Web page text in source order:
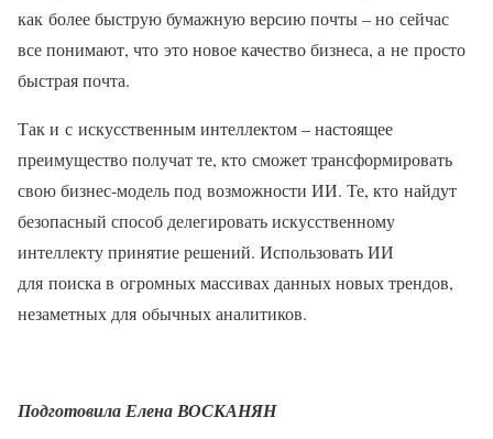
как более быструю бумажную версию почты – но сейчас
все понимают, что это новое качество бизнеса, а не просто
быстрая почта.
Так и с искусственным интеллектом – настоящее
преимущество получат те, кто сможет трансформировать
свою бизнес-модель под возможности ИИ. Те, кто найдут
безопасный способ делегировать искусственному
интеллекту принятие решений. Использовать ИИ
для поиска в огромных массивах данных новых трендов,
незаметных для обычных аналитиков.
Подготовила Елена ВОСКАНЯН